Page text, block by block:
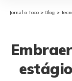
Jornal o Foco > Blog >